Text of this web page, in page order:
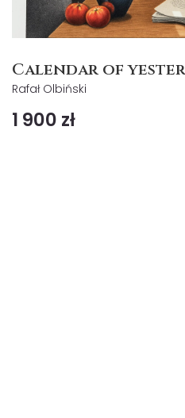
Calendar of
Rafał Olbiński
1 900 zł